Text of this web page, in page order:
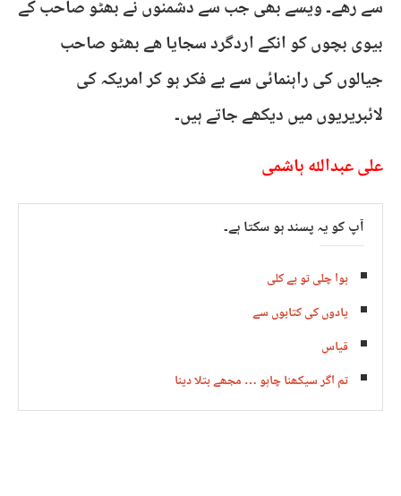
سے رھے۔ ویسے بھی جب سے دشمنوں نے بھٹو صاحب کے
بیوی بچوں کو انکے اردگرد سجایا ھے بھٹو صاحب
جیالوں کی راہنمائی سے بے فکر ہو کر امریکہ کی
لائبریریوں میں دیکھے جاتے ہیں۔
علی عبداللہ ہاشمی
آپ کو یہ پسند ہو سکتا ہے۔
ہوا چلی تو بے کلی
یادوں کی کتابوں سے
قیاس
تم اگر سیکھنا چاہو … مجھے بتلا دینا